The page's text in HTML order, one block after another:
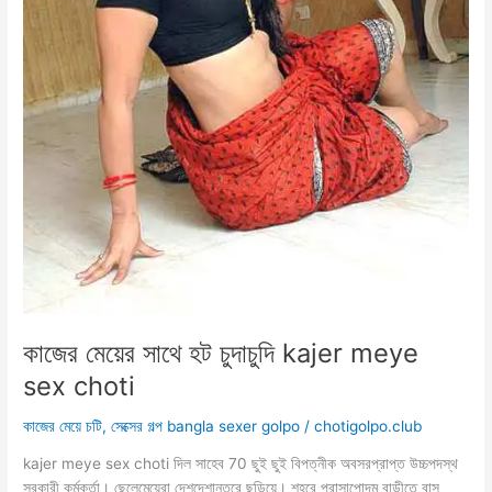
কাজের মেয়ের সাথে হট চুদাচুদি kajer meye
sex choti
কাজের মেয়ে চটি,সেক্সের গল্প bangla sexer golpo /chotigolpo.club
kajer meye sex choti দিল সাহেব 70 ছুই ছুই বিপত্নীক অবসরপ্রাপ্ত উচ্চপদস্থ
সরকারী কর্মকর্তা। ছেলেমেয়েরা দেশদেশান্তরে ছড়িয়ে। শহরে প্রাসাপোদম বাড়ীতে বাস